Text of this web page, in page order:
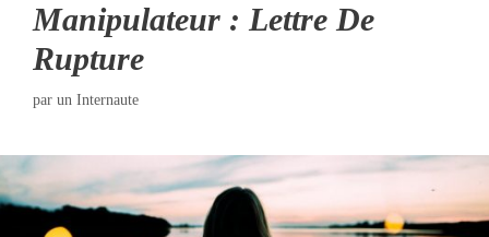
Manipulateur : Lettre De
Rupture
par un Internaute